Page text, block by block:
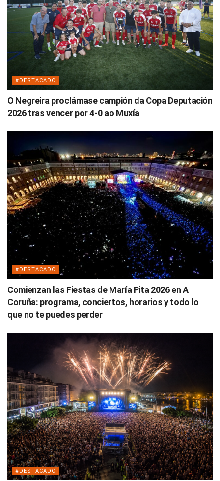
#DESTACADO
O Negreira proclámase campión da Copa Deputación
2026 tras vencer por 4-0 ao Muxía
#DESTACADO
Comienzan las Fiestas de María Pita 2026 en A
Coruña: programa, conciertos, horarios y todo lo
que no te puedes perder
#DESTACADO